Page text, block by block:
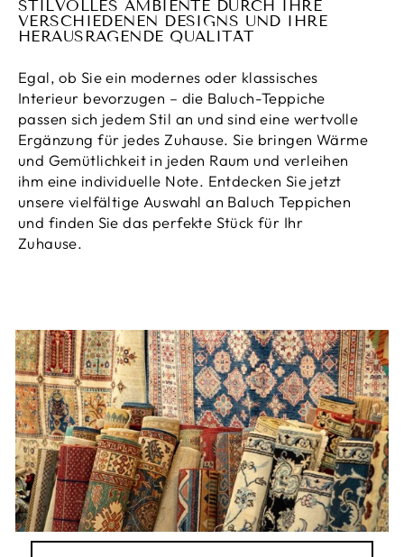
STILVOLLES AMBIENTE DURCH IHRE
VERSCHIEDENEN DESIGNS UND IHRE
HERAUSRAGENDE QUALITÄT
Egal, ob Sie ein modernes oder klassisches
Interieur bevorzugen – die Baluch-Teppiche
passen sich jedem Stil an und sind eine wertvolle
Ergänzung für jedes Zuhause. Sie bringen Wärme
und Gemütlichkeit in jeden Raum und verleihen
ihm eine individuelle Note. Entdecken Sie jetzt
unsere vielfältige Auswahl an Baluch Teppichen
und finden Sie das perfekte Stück für Ihr
Zuhause.